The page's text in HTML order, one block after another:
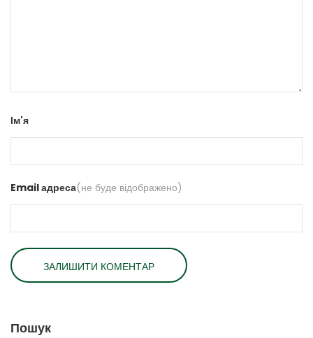
Ім'я
Email адреса(не буде відображено)
Пошук